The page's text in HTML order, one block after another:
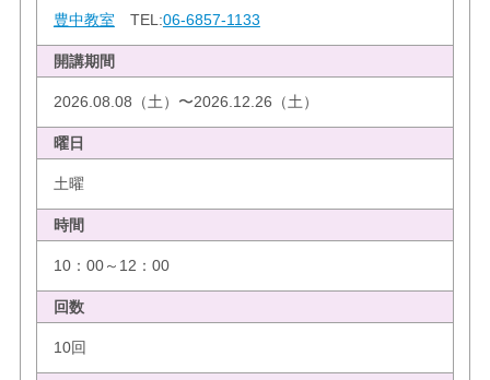
豊中教室 TEL:06-6857-1133
開講期間
2026.08.08（土）〜2026.12.26（土）
曜日
土曜
時間
10：00～12：00
回数
10回